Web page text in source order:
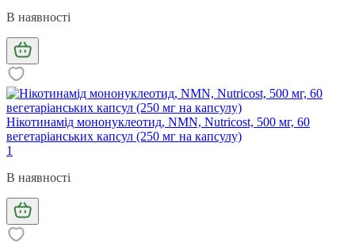
В наявності
Нікотинамід мононуклеотид, NMN, Nutricost, 500 мг, 60
вегетаріанських капсул (250 мг на капсулу)
1
В наявності